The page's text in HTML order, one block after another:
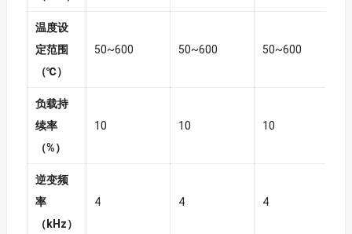
温度设
定范围
（℃）
50~600 50~600 50~600
负载持
续率
（%）
10 10 10
逆变频
率
（kHz）
4 4 4